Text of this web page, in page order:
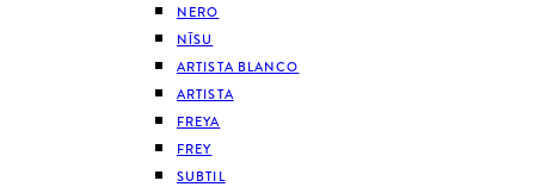
NERO
NĪSU
ARTISTA BLANCO
ARTISTA
FREYA
FREY
SUBTIL